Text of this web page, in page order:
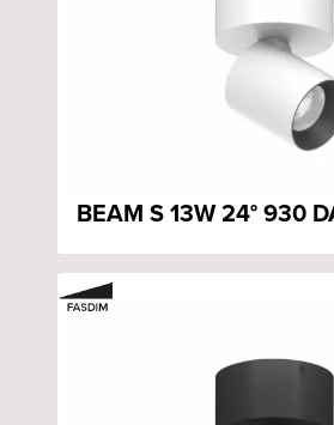
BEAM S 13W 24° 930